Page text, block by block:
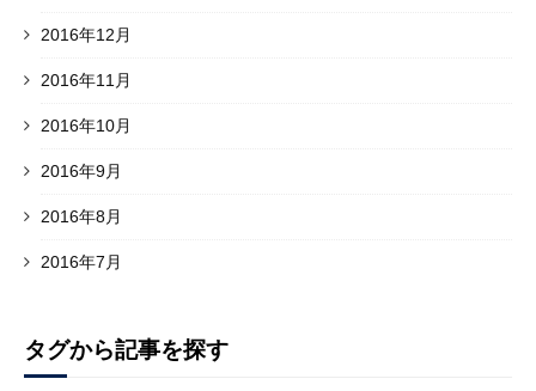
2016年12月
2016年11月
2016年10月
2016年9月
2016年8月
2016年7月
タグから記事を探す